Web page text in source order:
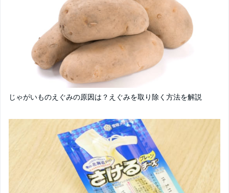
じゃがいものえぐみの原因は？えぐみを取り除く方法を解説